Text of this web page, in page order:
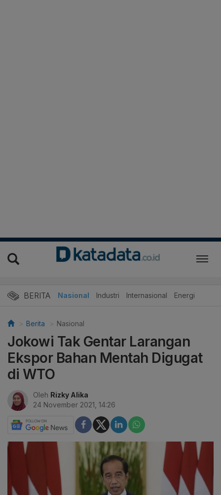
BERITA Nasional Industri Internasional Energi
Berita Nasional
Jokowi Tak Gentar Larangan
Ekspor Bahan Mentah Digugat
di WTO
Oleh Rizky Alika
24 November 2021, 14:26